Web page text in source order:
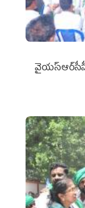
వైయ‌స్ఆర్‌సీపీ